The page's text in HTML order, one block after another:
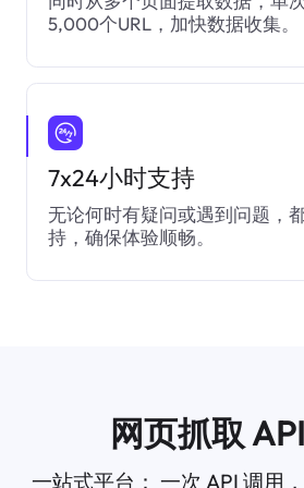
5,000个URL，加快数据收集。
7x24小时支持
无论何时有疑问或遇到问题，
持，确保体验顺畅。
网页抓取
一站式平台： 一次 API 调用